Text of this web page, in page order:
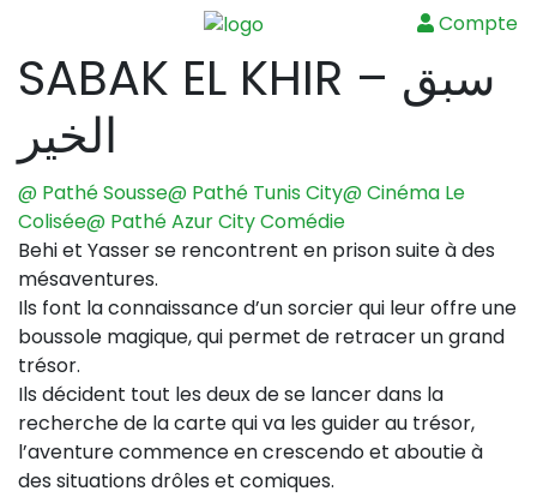
Compte
SABAK EL KHIR – سبق
الخير
@ Pathé Sousse@ Pathé Tunis City@ Cinéma Le
Colisée@ Pathé Azur CityComédie
Behi et Yasser se rencontrent en prison suite à des
mésaventures.
Ils font la connaissance d’un sorcier qui leur offre une
boussole magique, qui permet de retracer un grand
trésor.
Ils décident tout les deux de se lancer dans la
recherche de la carte qui va les guider au trésor,
l’aventure commence en crescendo et aboutie à
des situations drôles et comiques.